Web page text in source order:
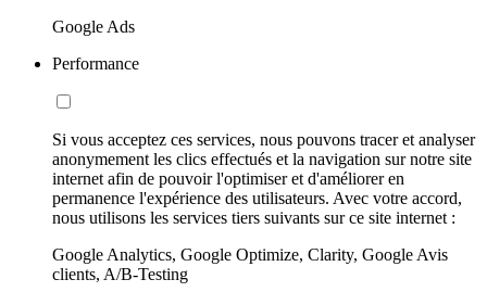
Google Ads
Performance
Si vous acceptez ces services, nous pouvons tracer et analyser
anonymement les clics effectués et la navigation sur notre site
internet afin de pouvoir l'optimiser et d'améliorer en
permanence l'expérience des utilisateurs. Avec votre accord,
nous utilisons les services tiers suivants sur ce site internet :
Google Analytics, Google Optimize, Clarity, Google Avis
clients, A/B-Testing